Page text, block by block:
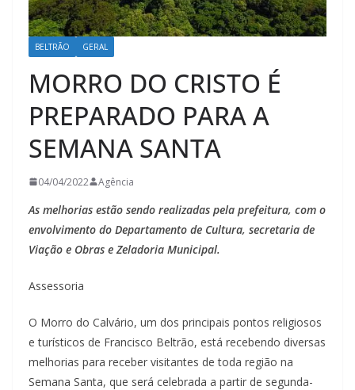
BELTRÃO GERAL
MORRO DO CRISTO É
PREPARADO PARA A
SEMANA SANTA
04/04/2022 Agência
As melhorias estão sendo realizadas pela prefeitura, com o
envolvimento do Departamento de Cultura, secretaria de
Viação e Obras e Zeladoria Municipal.
Assessoria
O Morro do Calvário, um dos principais pontos religiosos
e turísticos de Francisco Beltrão, está recebendo diversas
melhorias para receber visitantes de toda região na
Semana Santa, que será celebrada a partir de segunda-